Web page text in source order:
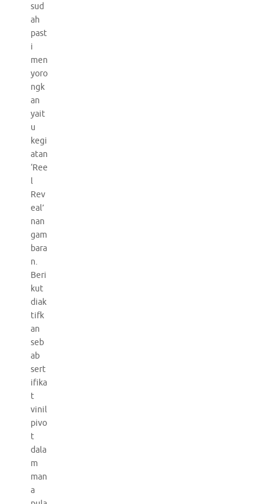
sud
ah
past
i
men
yoro
ngk
an
yait
u
kegi
atan
‘Ree
l
Rev
eal’
nan
gam
bara
n.
Beri
kut
diak
tifk
an
seb
ab
sert
ifika
t
vinil
pivo
t
dala
m
man
a